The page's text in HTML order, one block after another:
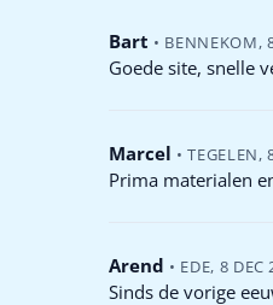
Bart • BENNEKOM,
Goede site, snelle
Marcel • TEGELEN,
Prima materialen
Arend • EDE, 8 DEC
Sinds de vorige